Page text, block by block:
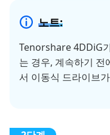
노트:
Tenorshare 4DDiG
는 경우, 계속하기 전
서 이동식 드라이브